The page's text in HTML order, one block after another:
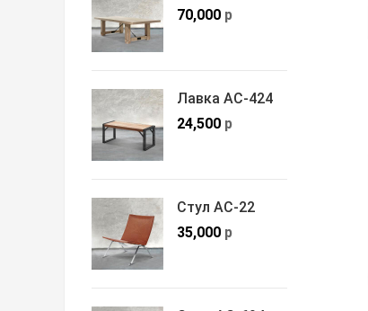
70,000 р
Лавка АС-424
24,500 р
Стул АС-22
35,000 р